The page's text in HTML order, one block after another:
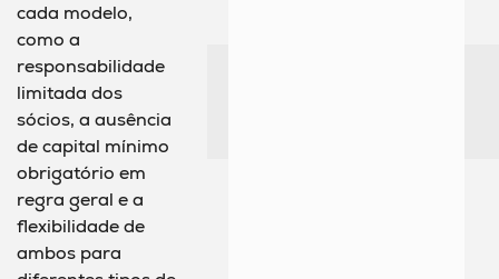
cada modelo,
como a
responsabilidade
limitada dos
sócios, a ausência
de capital mínimo
obrigatório em
regra geral e a
flexibilidade de
ambos para